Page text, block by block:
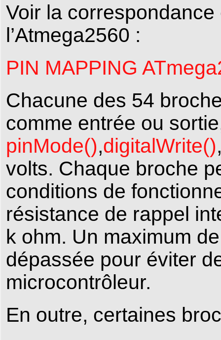
Voir la
l’Atmega2560 :
PIN MAPPING
Chacune des 54
comme entrée ou
pinMode(),digitalWrite()
volts. Chaque broche
conditions de
résistance de rappel
k ohm. Un maximum
dépassée pour éviter
microcontrôleur.
En outre, certaines